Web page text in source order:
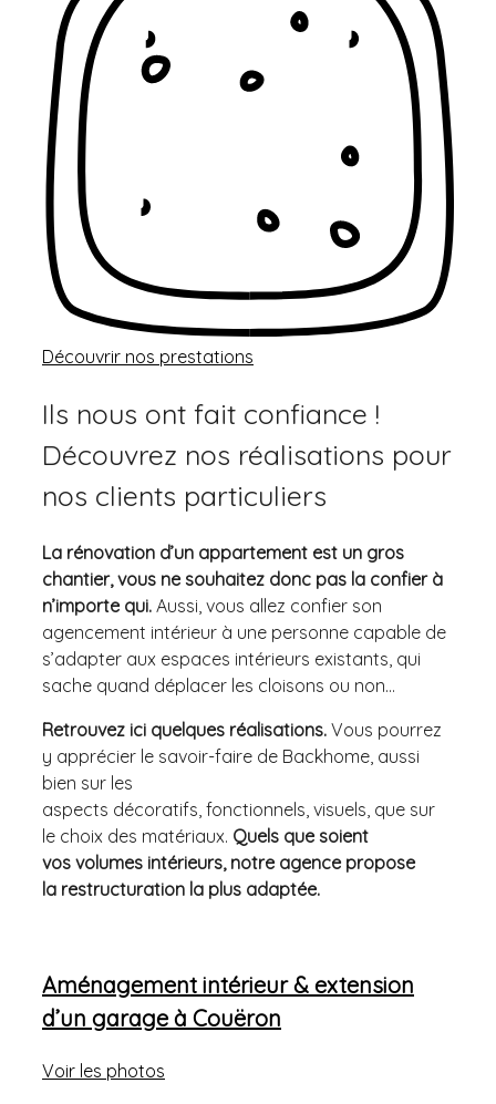
Découvrir nos prestations
Ils nous ont fait confiance !
Découvrez nos réalisations pour
nos clients particuliers
La rénovation d’un appartement est un gros
chantier, vous ne souhaitez donc pas la confier à
n’importe qui. Aussi, vous allez confier son
agencement intérieur à une personne capable de
s’adapter aux espaces intérieurs existants, qui
sache quand déplacer les cloisons ou non…
Retrouvez ici quelques réalisations. Vous pourrez
y apprécier le savoir-faire de Backhome, aussi
bien sur les
aspects décoratifs, fonctionnels, visuels, que sur
le choix des matériaux. Quels que soient
vos volumes intérieurs, notre agence propose
la restructuration la plus adaptée.
Aménagement intérieur & extension
d’un garage à Couëron
Voir les photos